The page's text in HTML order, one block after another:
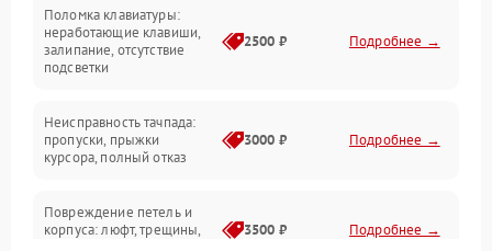
Интерфейсные проблемы
Батарея
Сеть и интернет
Поломка клавиатуры:
неработающие клавиши,
залипание, отсутствие
подсветки
2500 ₽ Подробнее →
Неисправность тачпада:
пропуски, прыжки
курсора, полный отказ
3000 ₽ Подробнее →
Повреждение петель и
корпуса: люфт, трещины,
3500 ₽ Подробнее →